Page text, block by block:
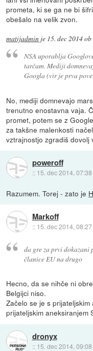
prometa, ki se ga ne bi
obešalo na velik zvon.
matijadmin je 15. dec 2014
NSA uporablja
tarčam. Mediji
Googla (vir je prva
No, mediji domnevajo
trenutno enostavna vaja.
promet, potem se z
za takšne malenkosti
vztrajnostjo zgradiš dovolj
poweroff
:: 15. dec 2014, 07:38
Razumem. Torej - zato je
Markoff
:: 15. dec 2014, 08:27
da gre za prvi dokazani
članice EU na drugo
Hecno, da se nihče ni
Belgijci niso.
Začelo se je s
prijateljskim aneksiranjem
dronyx
:: 15. dec 2014, 09:08